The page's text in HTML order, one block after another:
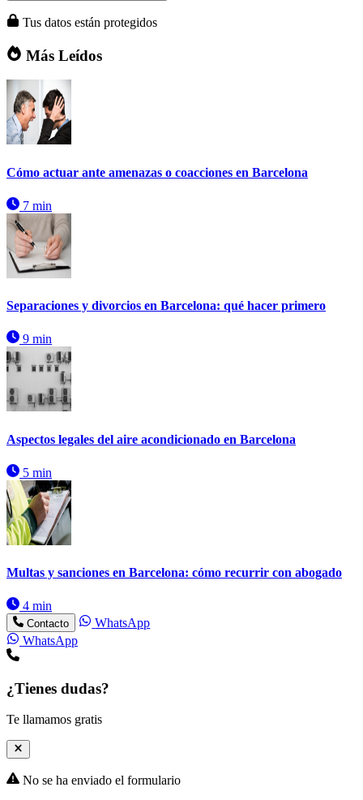
Tus datos están protegidos
Más Leídos
Cómo actuar ante amenazas o coacciones en Barcelona
7 min
Separaciones y divorcios en Barcelona: qué hacer primero
9 min
Aspectos legales del aire acondicionado en Barcelona
5 min
Multas y sanciones en Barcelona: cómo recurrir con abogado
4 min
Contacto
WhatsApp
WhatsApp
¿Tienes dudas?
Te llamamos gratis
No se ha enviado el formulario